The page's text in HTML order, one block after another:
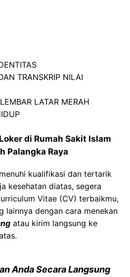
TRANSKRIP NILAI
LATAR MERAH
di Rumah Sakit Islam
Palangka Raya
kualifikasi dan tertarik
kesehatan diatas, segera
Vitae (CV) terbaikmu,
lainnya dengan cara menekan
atau kirim langsung ke
Anda Secara Langsung